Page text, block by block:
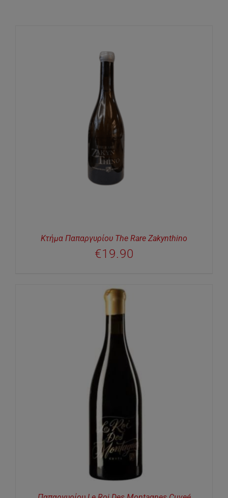
Κτήμα Παπαργυρίου The Rare Zakynthino
€19.90